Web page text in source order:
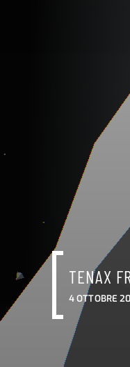
TENAX
4 OTTOBRE